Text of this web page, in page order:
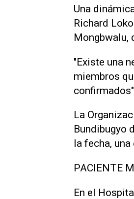
Una
Richard
Mongbwalu,
"Existe una
miembros
La
Bundibugyo
la fecha,
PACIENTE
En el